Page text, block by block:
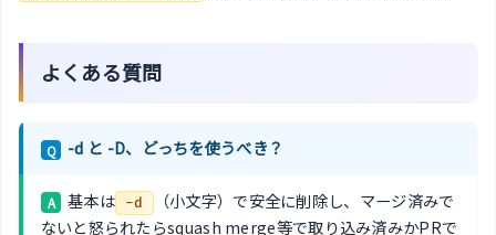
よくある質問
Q -d と -D、どっちを使うべき？
A 基本は -d
（小文字）で安全に削除し、マージ済みで
ないと怒られたらsquash merge等で取り込み済みかPRで